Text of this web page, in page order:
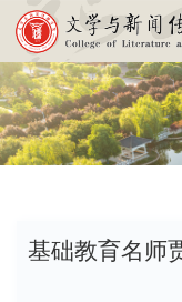
基础教育名师